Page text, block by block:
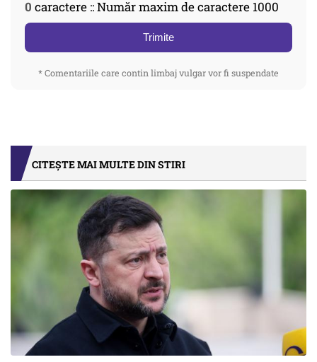
0 caractere :: Număr maxim de caractere 1000
Trimite
* Comentariile care contin limbaj vulgar vor fi suspendate
CITEȘTE MAI MULTE DIN STIRI